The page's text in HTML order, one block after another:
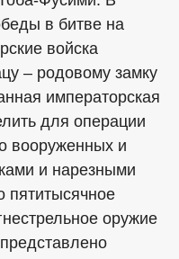
в битве на
войска
– родовому замку
императорская
для операции
вооруженных и
и нарезными
пятитысячное
оружие